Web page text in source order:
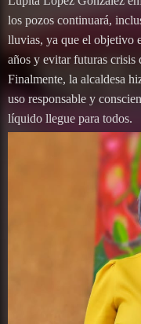
los pozos continuará,
lluvias, ya que el objetivo
años y evitar futuras crisis
Finalmente, la alcaldesa
uso responsable y
líquido llegue para todos.